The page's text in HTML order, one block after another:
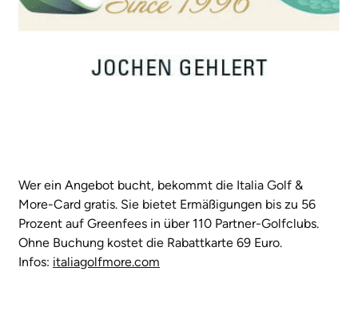
Wer ein Angebot bucht, bekommt die Italia Golf &
More-Card gratis. Sie bietet Ermäßigungen bis zu 56
Prozent auf Greenfees in über 110 Partner-Golfclubs.
Ohne Buchung kostet die Rabattkarte 69 Euro.
Infos: italiagolfmore.com